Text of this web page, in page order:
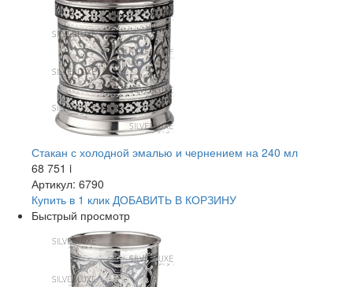
Стакан с холодной эмалью и чернением на 240 мл
68 751 i
Артикул: 6790
Купить в 1 клик ДОБАВИТЬ В КОРЗИНУ
Быстрый просмотр